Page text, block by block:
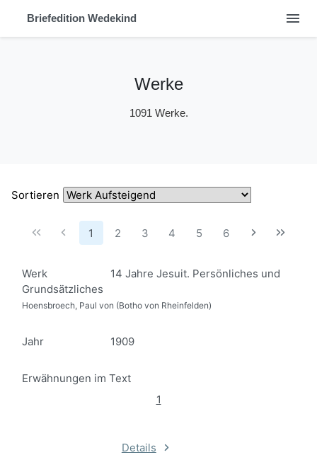
Briefedition Wedekind menu
Werke
1091 Werke.
Sortieren
1 2 3 4 5 6
Werk
14 Jahre Jesuit. Persönliches und
Grundsätzliches
Hoensbroech, Paul von (Botho von Rheinfelden)
Jahr 1909
Erwähnungen im Text
1
Details